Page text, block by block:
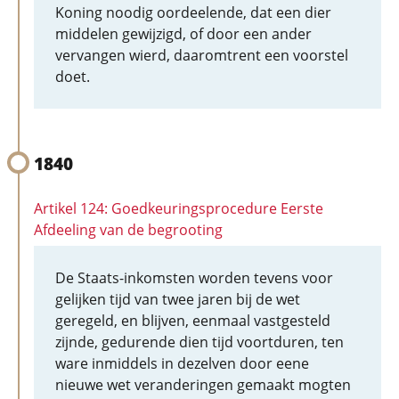
Koning noodig oordeelende, dat een dier
middelen gewijzigd, of door een ander
vervangen wierd, daaromtrent een voorstel
doet.
1840
Artikel 124: Goedkeuringsprocedure Eerste
Afdeeling van de begrooting
De Staats-inkomsten worden tevens voor
gelijken tijd van twee jaren bij de wet
geregeld, en blijven, eenmaal vastgesteld
zijnde, gedurende dien tijd voortduren, ten
ware inmiddels in dezelven door eene
nieuwe wet veranderingen gemaakt mogten